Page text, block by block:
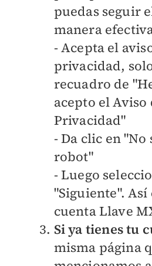
puedas seguir
manera
- Acepta el
privacidad,
recuadro de
acepto el Aviso
Privacidad"
- Da clic en "No
robot"
- Luego
"Siguiente". Así
cuenta Llave
Si ya tienes tu
misma página